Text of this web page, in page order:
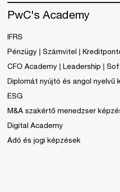
PwC's Academy
IFRS
Pénzügy | Számvitel |
CFO Academy | Leadership |
Diplomát nyújtó és angol nyelvű
ESG
M&A szakértő menedzser
Digital Academy
Adó és jogi képzések